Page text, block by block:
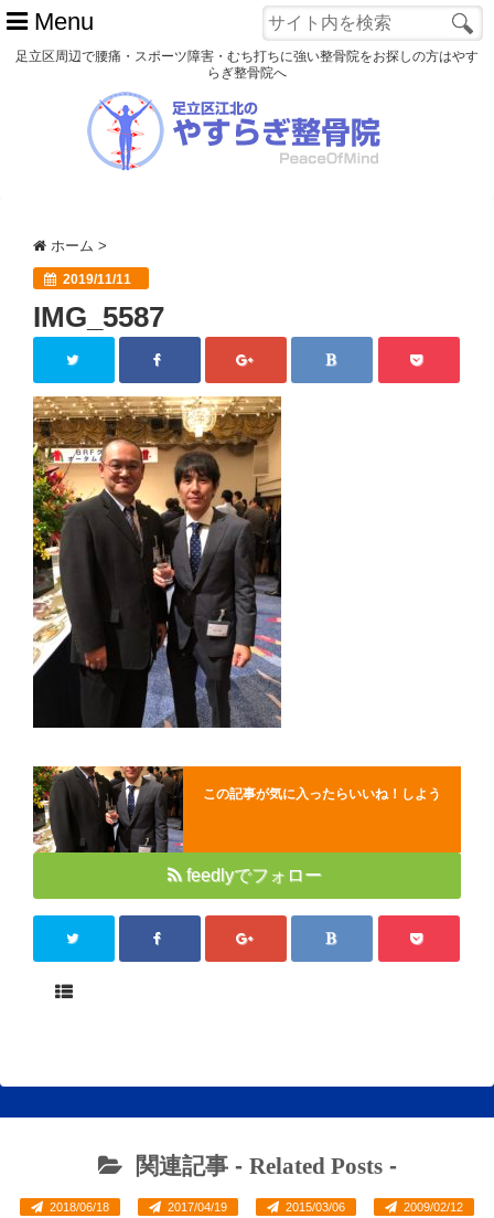
Menu
スポーツ障害
患者様の声
アクセス
院長プロフィール
blog
Close
足立区周辺で腰痛・スポーツ障害・むち打ちに強い整骨院をお探しの方はやす
らぎ整骨院へ
ホーム >
2019/11/11
IMG_5587
この記事が気に入ったらいいね！しよう
feedlyでフォロー
関連記事 - Related Posts-
2018/06/18 2017/04/19 2015/03/06 2009/02/12